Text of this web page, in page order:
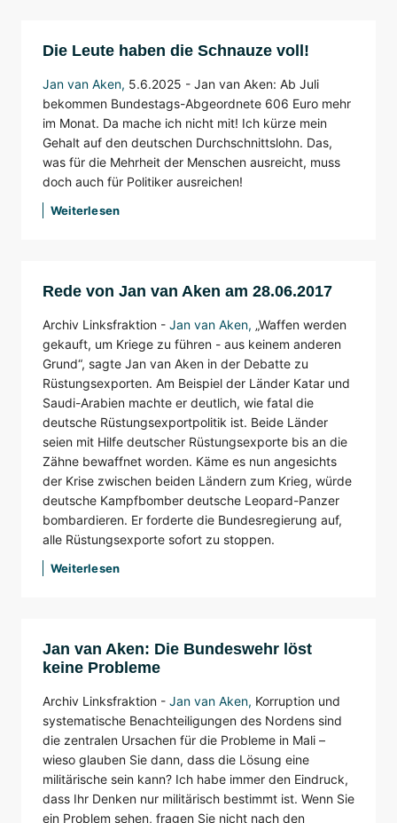
Die Leute haben die Schnauze voll!
Jan van Aken, 5.6.2025 - Jan van Aken: Ab Juli
bekommen Bundestags-Abgeordnete 606 Euro mehr
im Monat. Da mache ich nicht mit! Ich kürze mein
Gehalt auf den deutschen Durchschnittslohn. Das,
was für die Mehrheit der Menschen ausreicht, muss
doch auch für Politiker ausreichen!
Weiterlesen
Rede von Jan van Aken am 28.06.2017
Archiv Linksfraktion - Jan van Aken, „Waffen werden
gekauft, um Kriege zu führen - aus keinem anderen
Grund“, sagte Jan van Aken in der Debatte zu
Rüstungsexporten. Am Beispiel der Länder Katar und
Saudi-Arabien machte er deutlich, wie fatal die
deutsche Rüstungsexportpolitik ist. Beide Länder
seien mit Hilfe deutscher Rüstungsexporte bis an die
Zähne bewaffnet worden. Käme es nun angesichts
der Krise zwischen beiden Ländern zum Krieg, würde
deutsche Kampfbomber deutsche Leopard-Panzer
bombardieren. Er forderte die Bundesregierung auf,
alle Rüstungsexporte sofort zu stoppen.
Weiterlesen
Jan van Aken: Die Bundeswehr löst
keine Probleme
Archiv Linksfraktion - Jan van Aken, Korruption und
systematische Benachteiligungen des Nordens sind
die zentralen Ursachen für die Probleme in Mali –
wieso glauben Sie dann, dass die Lösung eine
militärische sein kann? Ich habe immer den Eindruck,
dass Ihr Denken nur militärisch bestimmt ist. Wenn Sie
ein Problem sehen, fragen Sie nicht nach den